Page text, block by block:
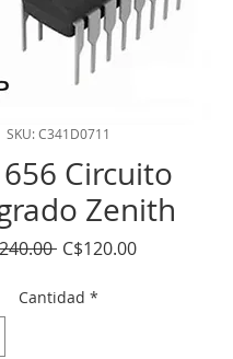
SKU: C341D0711
Circuito
Zenith
Precio
C$120.00Precio
Cantidad *